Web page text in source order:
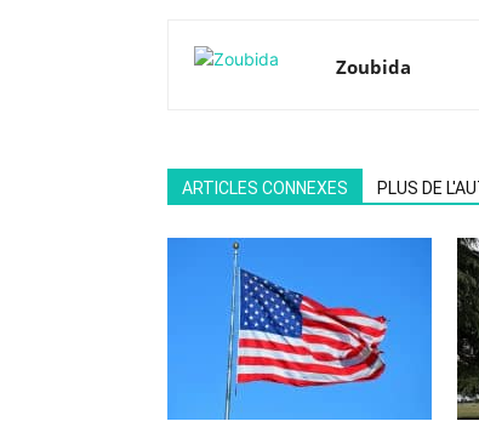
Zoubida
ARTICLES CONNEXES PLUS DE